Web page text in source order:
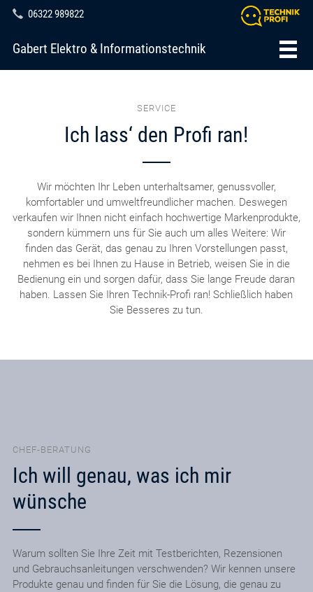
06322 989822
Gabert Elektro & Informationstechnik
SERVICE
Ich lass‘ den Profi ran!
Wir möchten Ihr Leben unterhaltsamer, genussvoller,
komfortabler und umweltfreundlicher machen. Deswegen
verkaufen wir Ihnen nicht einfach hochwertige Markenprodukte,
sondern kümmern uns für Sie auch um alles Weitere: Wir
finden das Gerät, das genau zu Ihren Vorstellungen passt,
nehmen es bei Ihnen zu Hause in Betrieb, weisen Sie in die
Bedienung ein und sorgen dafür, dass Sie lange Freude daran
haben. Lassen Sie Ihren Technik-Profi ran! Schließlich haben
Sie Besseres zu tun.
CHEF-BERATUNG
Ich will genau, was ich mir
wünsche
Warum sollten Sie Ihre Zeit mit Testberichten, Rezensionen
und Gebrauchsanleitungen verschwenden? Wir kennen unsere
Produkte genau und finden für Sie die Lösung, die genau zu